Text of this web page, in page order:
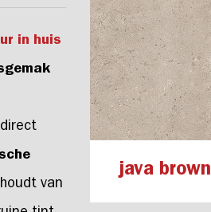
java brown
in huis
van